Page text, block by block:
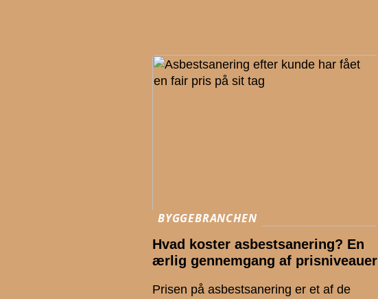
BYGGEBRANCHEN
Hvad koster asbestsanering? En
ærlig gennemgang af prisniveauer
Prisen på asbestsanering er et af de